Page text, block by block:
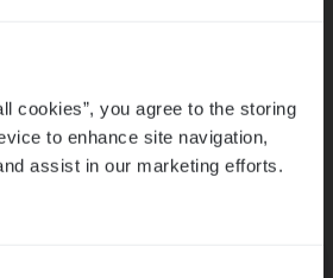
cookies”, you agree to the storing
to enhance site navigation,
assist in our marketing efforts.